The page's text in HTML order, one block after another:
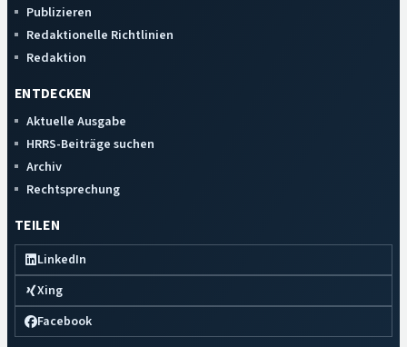
Publizieren
Redaktionelle Richtlinien
Redaktion
ENTDECKEN
Aktuelle Ausgabe
HRRS-Beiträge suchen
Archiv
Rechtsprechung
TEILEN
LinkedIn
Xing
Facebook